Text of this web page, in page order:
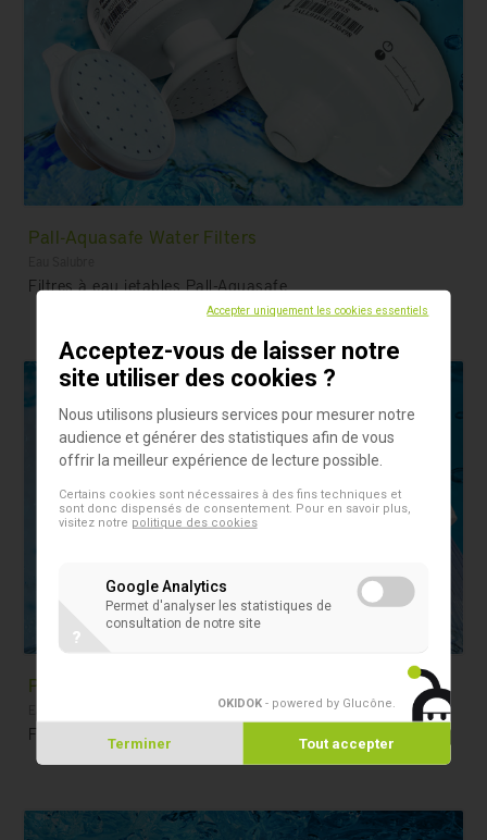
Pall-Aquasafe Water Filters
Filtres à eau jetables Pall-Aquasafe
Pall-Aquasafe Water Filter
Filtre de tête de douche jetable
Accepter uniquement les cookies essentiels
Acceptez-vous de laisser notre
site utiliser des cookies ?
Nous utilisons plusieurs services pour mesurer notre
audience et générer des statistiques afin de vous
offrir la meilleur expérience de lecture possible.
Certains cookies sont nécessaires à des fins techniques et
sont donc dispensés de consentement. Pour en savoir plus,
visitez notre politique des cookies
Google Analytics
Permet d'analyser les statistiques de
consultation de notre site
?
OKIDOK - powered by Glucône.
Terminer Tout accepter